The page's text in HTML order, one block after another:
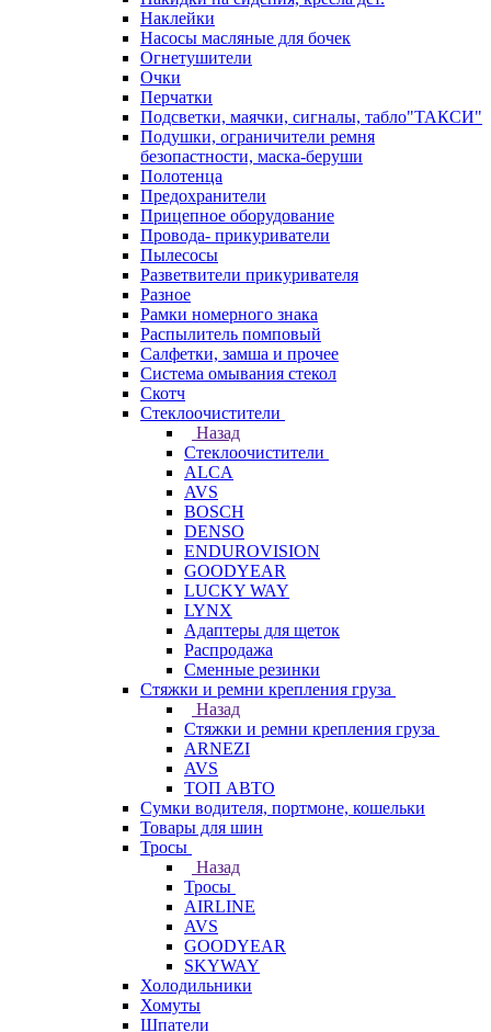
Наклейки
Насосы масляные для бочек
Огнетушители
Очки
Перчатки
Подсветки, маячки, сигналы, табло"ТАКСИ"
Подушки, ограничители ремня
безопастности, маска-беруши
Полотенца
Предохранители
Прицепное оборудование
Провода- прикуриватели
Пылесосы
Разветвители прикуривателя
Разное
Рамки номерного знака
Распылитель помповый
Салфетки, замша и прочее
Система омывания стекол
Скотч
Стеклоочистители
Назад
Стеклоочистители
ALCA
AVS
BOSCH
DENSO
ENDUROVISION
GOODYEAR
LUCKY WAY
LYNX
Адаптеры для щеток
Распродажа
Сменные резинки
Стяжки и ремни крепления груза
Назад
Стяжки и ремни крепления груза
ARNEZI
AVS
ТОП АВТО
Сумки водителя, портмоне, кошельки
Товары для шин
Тросы
Назад
Тросы
AIRLINE
AVS
GOODYEAR
SKYWAY
Холодильники
Хомуты
Шпатели